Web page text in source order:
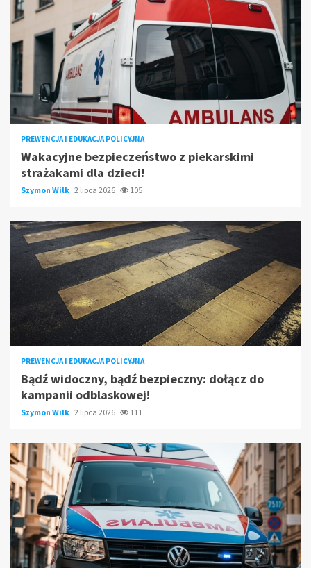
PREWENCJA I EDUKACJA POLICYJNA
Wakacyjne bezpieczeństwo z piekarskimi
strażakami dla dzieci!
Szymon Wilk 2 lipca 2026 105
PREWENCJA I EDUKACJA POLICYJNA
Bądź widoczny, bądź bezpieczny: dołącz do
kampanii odblaskowej!
Szymon Wilk 2 lipca 2026 111